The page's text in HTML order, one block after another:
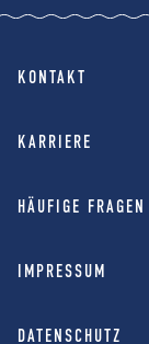
KONTAKT
KARRIERE
HÄUFIGE FRAGEN
IMPRESSUM
DATENSCHUTZ